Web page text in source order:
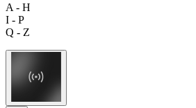
A - H
I - P
Q - Z